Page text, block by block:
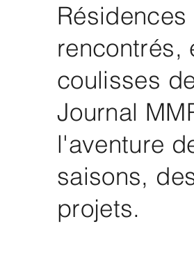
rencontrés,
coulisses
Journal
l'aventure
saisons,
projets.